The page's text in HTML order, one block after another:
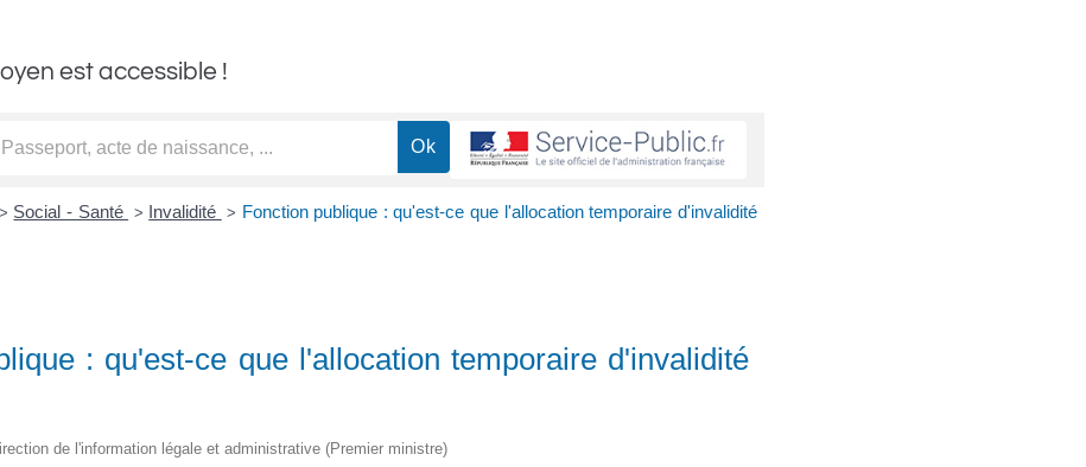
est accessible !
> Social - Santé > Invalidité > Fonction publique : qu'est-ce que l'allocation temporaire d'invalidité
: qu'est-ce que l'allocation temporaire d'invalidité
de l'information légale et administrative (Premier ministre)